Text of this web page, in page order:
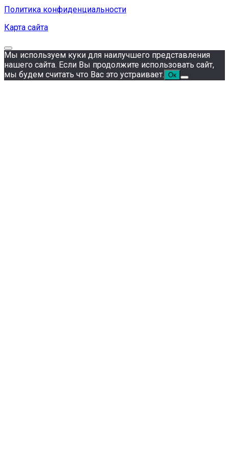
Политика конфиденциальности
Карта сайта
Мы используем куки для наилучшего представления
нашего сайта. Если Вы продолжите использовать сайт,
мы будем считать что Вас это устраивает. Ок